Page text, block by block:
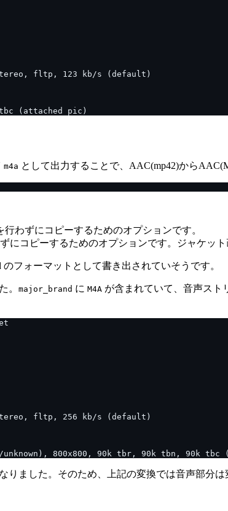
m4a として出力することで、AAC(mp42)から
行わずにコピーするためのオプションです。
にコピーするためのオプションです。ジャケッ
のフォーマットとして書き出されていそうです。
。 major_brand に M4A が含まれていて、音声スト
ました。そのため、上記の変換では音声部分